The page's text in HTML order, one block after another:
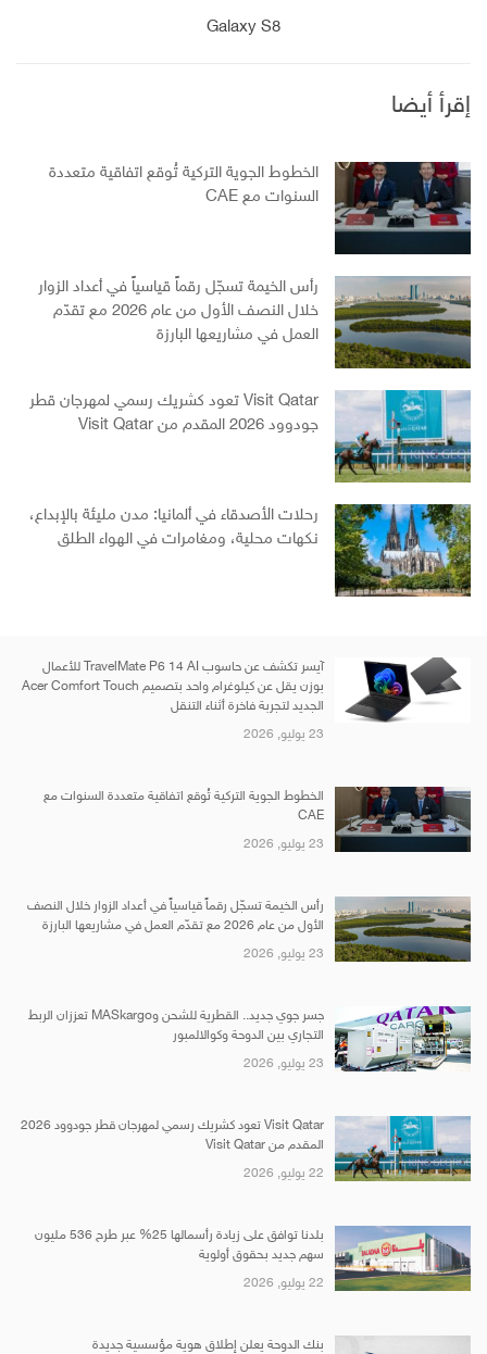
Galaxy S8
إقرأ أيضا
الخطوط الجوية التركية تُوقع اتفاقية متعددة
السنوات مع CAE
رأس الخيمة تسجّل رقماً قياسياً في أعداد الزوار
خلال النصف الأول من عام 2026 مع تقدّم
العمل في مشاريعها البارزة
Visit Qatar تعود كشريك رسمي لمهرجان قطر
جودوود 2026 المقدم من Visit Qatar
رحلات الأصدقاء في ألمانيا: مدن مليئة بالإبداع،
نكهات محلية، ومغامرات في الهواء الطلق
آيسر تكشف عن حاسوب TravelMate P6 14 AI للأعمال
بوزن يقل عن كيلوغرام واحد بتصميم Acer Comfort Touch
الجديد لتجربة فاخرة أثناء التنقل
23 يوليو, 2026
الخطوط الجوية التركية تُوقع اتفاقية متعددة السنوات مع
CAE
23 يوليو, 2026
رأس الخيمة تسجّل رقماً قياسياً في أعداد الزوار خلال النصف
الأول من عام 2026 مع تقدّم العمل في مشاريعها البارزة
23 يوليو, 2026
جسر جوي جديد.. القطرية للشحن وMASkargo تعززان الربط
التجاري بين الدوحة وكوالالمبور
23 يوليو, 2026
Visit Qatar تعود كشريك رسمي لمهرجان قطر جودوود 2026
المقدم من Visit Qatar
22 يوليو, 2026
بلدنا توافق على زيادة رأسمالها 25% عبر طرح 536 مليون
سهم جديد بحقوق أولوية
22 يوليو, 2026
بنك الدوحة يعلن إطلاق هوية مؤسسية جديدة